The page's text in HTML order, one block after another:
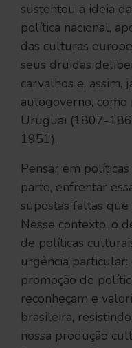
sustentou a ideia
política nacional,
das culturas
seus druidas
carvalhos e, assim,
autogoverno,
Uruguai (1807-
1951).
Pensar em
parte, enfrentar
supostas faltas
Nesse contexto, o
de políticas
urgência
promoção de
reconheçam e
brasileira,
nossa produção